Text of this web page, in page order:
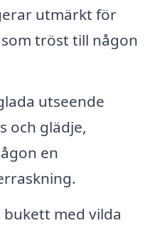
utmärkt för
tröst till någon
utseende
och glädje,
en
bukett med vilda